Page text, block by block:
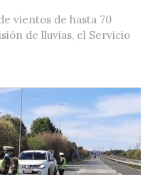
vientos de hasta 70
de lluvias, el Servicio